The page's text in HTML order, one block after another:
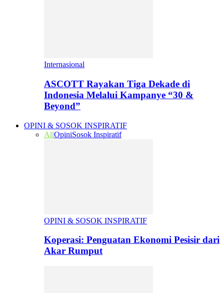
Internasional
ASCOTT Rayakan Tiga Dekade di
Indonesia Melalui Kampanye “30 &
Beyond”
OPINI & SOSOK INSPIRATIF
AllOpiniSosok Inspiratif
OPINI & SOSOK INSPIRATIF
Koperasi: Penguatan Ekonomi Pesisir dari
Akar Rumput